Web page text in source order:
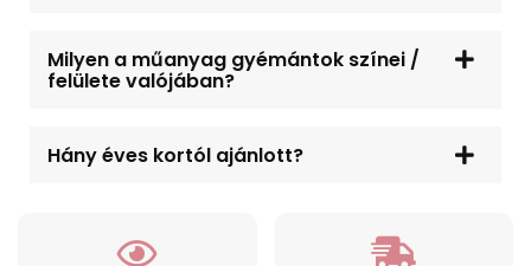
Milyen a műanyag gyémántok színei /
felülete valójában?
Hány éves kortól ajánlott?